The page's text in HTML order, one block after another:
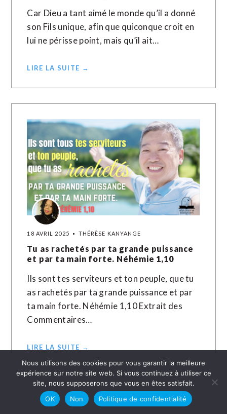
Car Dieu a tant aimé le monde qu’il a donné
son Fils unique, afin que quiconque croit en
lui ne périsse point, mais qu’il ait…
LIRE LA SUITE →
18 AVRIL 2025 THÉRÈSE KANYANGE
Tu as rachetés par ta grande puissance
et par ta main forte. Néhémie 1,10
Ils sont tes serviteurs et ton peuple, que tu
as rachetés par ta grande puissance et par
ta main forte. Néhémie 1,10 Extrait des
Commentaires…
LIRE LA SUITE →
Nous utilisons des cookies pour vous garantir la meilleure
expérience sur notre site web. Si vous continuez à utiliser ce
site, nous supposerons que vous en êtes satisfait.
OK
Non Politique de confidentialité